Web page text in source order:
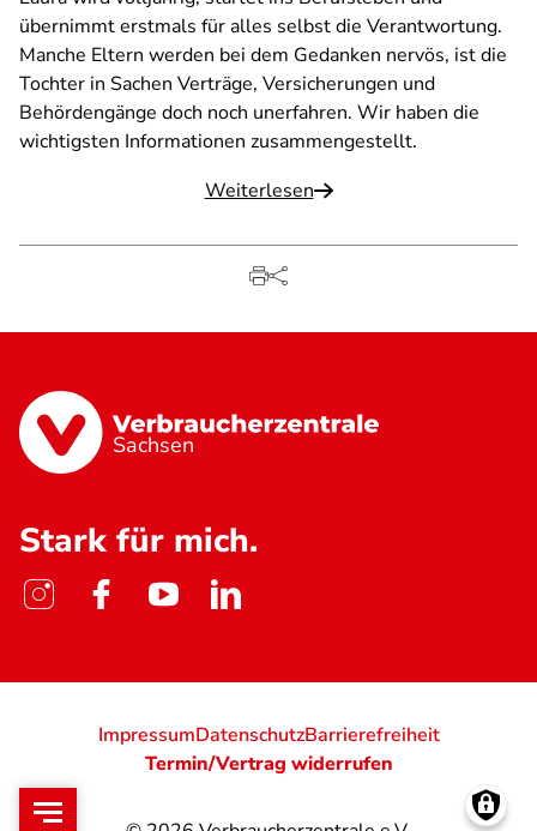
übernimmt erstmals für alles selbst die Verantwortung.
Manche Eltern werden bei dem Gedanken nervös, ist die
Tochter in Sachen Verträge, Versicherungen und
Behördengänge doch noch unerfahren. Wir haben die
wichtigsten Informationen zusammengestellt.
Weiterlesen
Sachsen
Stark für mich.
ImpressumDatenschutzBarrierefreiheit
Termin/Vertrag widerrufen